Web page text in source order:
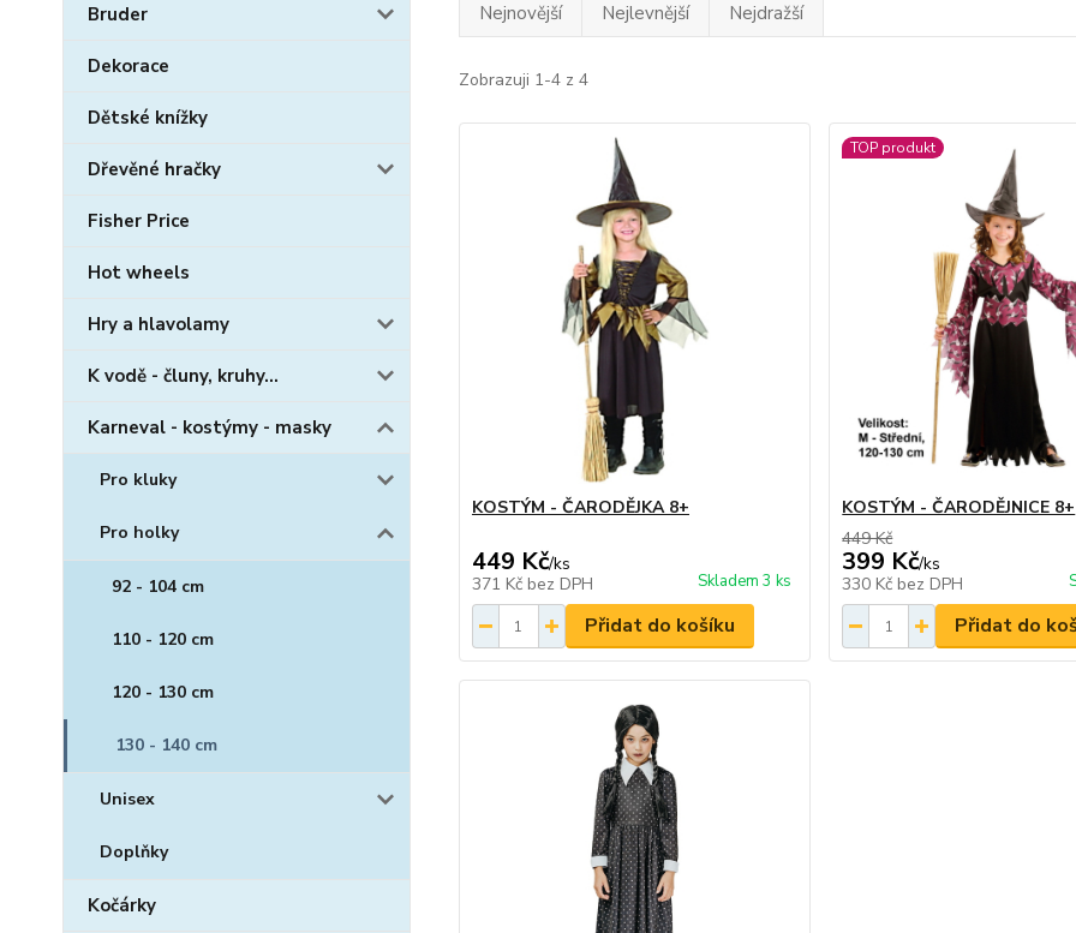
Bruder
Dekorace
Dětské knížky
Dřevěné hračky
Fisher Price
Hot wheels
Hry a hlavolamy
K vodě - čluny, kruhy...
Karneval - kostýmy - masky
Pro kluky
Pro holky
92 - 104 cm
110 - 120 cm
120 - 130 cm
130 - 140 cm
Unisex
Doplňky
Kočárky
Nejnovější Nejlevnější Nejdražší
Zobrazuji 1-4 z 4
KOSTÝM - ČARODĚJKA 8+
449 Kč/ks
371 Kč bez DPH Skladem 3 ks
Přidat do košíku
TOP produkt
KOSTÝM - ČARODĚJNICE 8+
449 Kč
399 Kč/ks
330 Kč bez DPH
Přidat do